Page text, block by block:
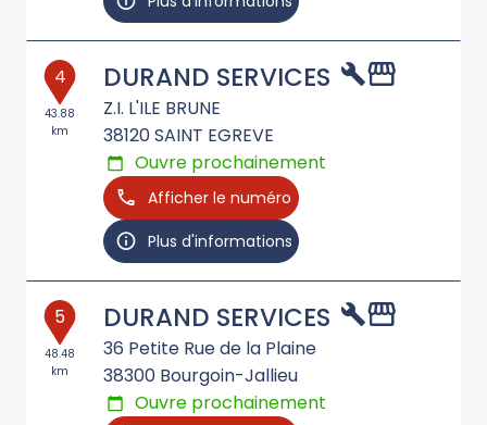
4
43.88
km
DURAND SERVICES
Z.I. L'ILE BRUNE
38120SAINT EGREVE
Ouvre prochainement
Afficher le numéro
Plus d'informations
5
48.48
km
DURAND SERVICES
36 Petite Rue de la Plaine
38300 Bourgoin-Jallieu
Ouvre prochainement